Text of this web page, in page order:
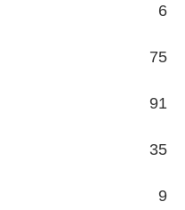
6
75
91
35
9